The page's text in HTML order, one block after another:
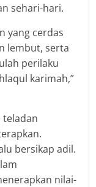
sehari-hari.
yang cerdas
lembut, serta
perilaku
karimah,”
teladan
bersikap adil.
nilai-